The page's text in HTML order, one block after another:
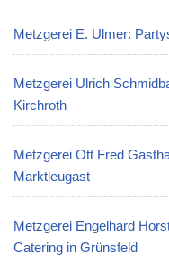
Metzgerei E. Ulmer:
Metzgerei Ulrich
Kirchroth
Metzgerei Ott Fred
Marktleugast
Metzgerei Engelhard
Catering in Grünsfeld